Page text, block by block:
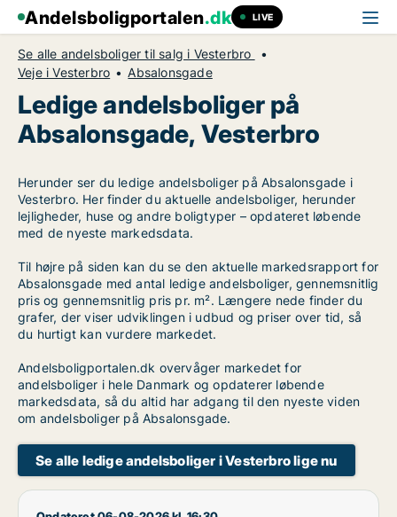
Andelsboligportalen.dk LIVE
Se alle andelsboliger til salg i Vesterbro
Veje i Vesterbro
Absalonsgade
Ledige andelsboliger på
Absalonsgade, Vesterbro
Herunder ser du ledige andelsboliger på Absalonsgade i
Vesterbro. Her finder du aktuelle andelsboliger, herunder
lejligheder, huse og andre boligtyper – opdateret løbende
med de nyeste markedsdata.
Til højre på siden kan du se den aktuelle markedsrapport for
Absalonsgade med antal ledige andelsboliger, gennemsnitlig
pris og gennemsnitlig pris pr. m². Længere nede finder du
grafer, der viser udviklingen i udbud og priser over tid, så
du hurtigt kan vurdere markedet.
Andelsboligportalen.dk overvåger markedet for
andelsboliger i hele Danmark og opdaterer løbende
markedsdata, så du altid har adgang til den nyeste viden
om andelsboliger på Absalonsgade.
Se alle ledige andelsboliger i Vesterbro lige nu